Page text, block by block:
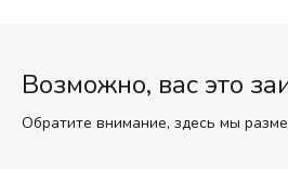
Возможно, вас это
Обратите внимание, здесь мы